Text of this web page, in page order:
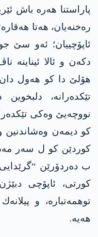
پاراستنا ھەره‌ باش
رەخنەیان، ھەتا
ئاپۆچییان؛ ئه‌و سێ
دكه‌ن و ئالا ئیناینه‌
ھۆلێ دا کو ھەول
تێكده‌رانه‌،
نووچەیێ وەکی
کو دیمەن وەشاندنین
کوردێن کو ل سەر
ب دەردۆرێن
کورتی، ئاپۆچی
توهمه‌تباره‌، و
ھەیە.